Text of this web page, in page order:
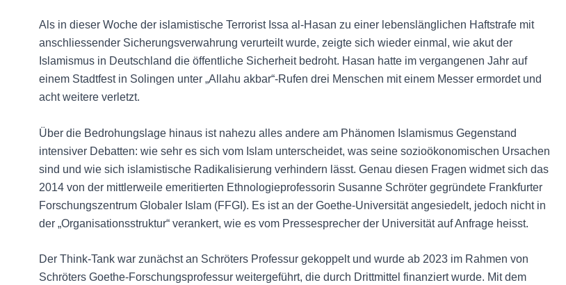
Als in dieser Woche der islamistische Terrorist Issa al-Hasan zu einer lebenslänglichen Haftstrafe mit
anschliessender Sicherungsverwahrung verurteilt wurde, zeigte sich wieder einmal, wie akut der
Islamismus in Deutschland die öffentliche Sicherheit bedroht. Hasan hatte im vergangenen Jahr auf
einem Stadtfest in Solingen unter „Allahu akbar“-Rufen drei Menschen mit einem Messer ermordet und
acht weitere verletzt.
Über die Bedrohungslage hinaus ist nahezu alles andere am Phänomen Islamismus Gegenstand
intensiver Debatten: wie sehr es sich vom Islam unterscheidet, was seine sozioökonomischen Ursachen
sind und wie sich islamistische Radikalisierung verhindern lässt. Genau diesen Fragen widmet sich das
2014 von der mittlerweile emeritierten Ethnologieprofessorin Susanne Schröter gegründete Frankfurter
Forschungszentrum Globaler Islam (FFGI). Es ist an der Goethe-Universität angesiedelt, jedoch nicht in
der „Organisationsstruktur“ verankert, wie es vom Pressesprecher der Universität auf Anfrage heisst.
Der Think-Tank war zunächst an Schröters Professur gekoppelt und wurde ab 2023 im Rahmen von
Schröters Goethe-Forschungsprofessur weitergeführt, die durch Drittmittel finanziert wurde. Mit dem